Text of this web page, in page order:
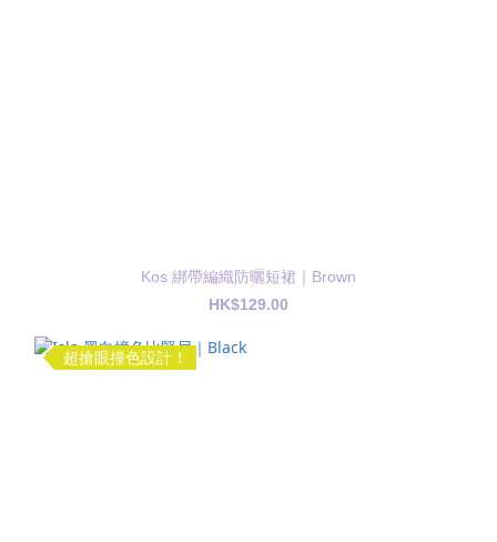
Kos 綁帶編織防曬短裙｜Brown
HK$129.00
超搶眼撞色設計！